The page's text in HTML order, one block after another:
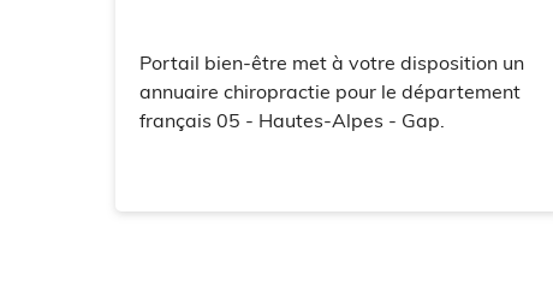
Portail bien-être met à votre disposition un
annuaire chiropractie pour le département
français 05 - Hautes-Alpes - Gap.